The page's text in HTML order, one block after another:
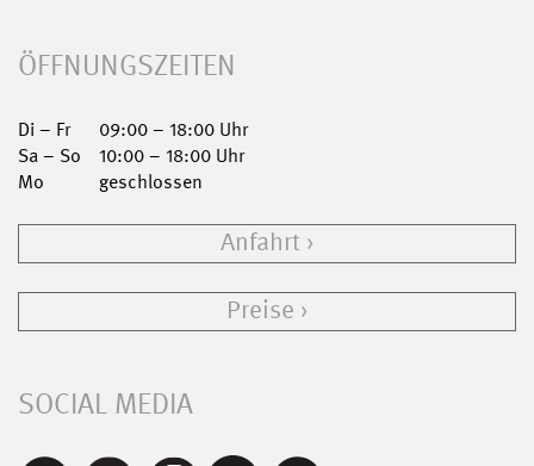
ÖFFNUNGSZEITEN
Di – Fr
09:00 – 18:00 Uhr
Sa – So
10:00 – 18:00 Uhr
Mo
geschlossen
Anfahrt
Preise
SOCIAL MEDIA